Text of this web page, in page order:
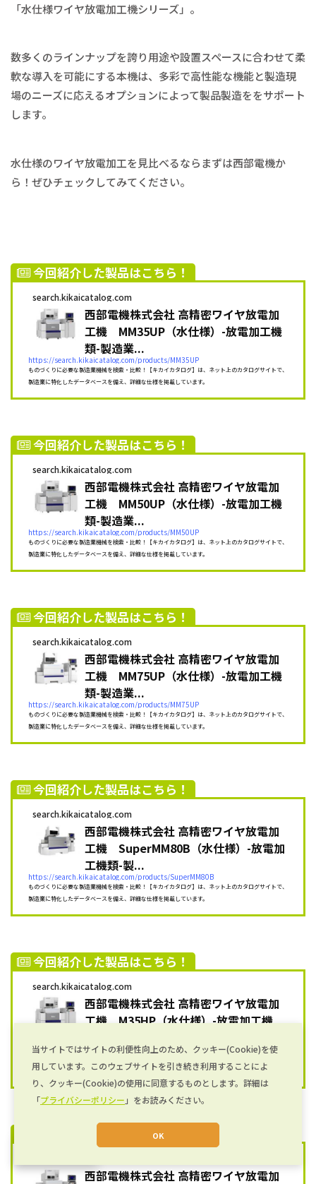
「水仕様ワイヤ放電加工機シリーズ」。
数多くのラインナップを誇り用途や設置スペースに合わせて柔
軟な導入を可能にする本機は、多彩で高性能な機能と製造現
場のニーズに応えるオプションによって製品製造ををサポート
します。
水仕様のワイヤ放電加工を見比べるならまずは西部電機か
ら！ぜひチェックしてみてください。
今回紹介した製品はこちら！
search.kikaicatalog.com
西部電機株式会社 高精密ワイヤ放電加
工機 MM35UP（水仕様）-放電加工機
類-製造業...
https://search.kikaicatalog.com/products/MM35UP
ものづくりに必要な製造業機械を検索・比較！【キカイカタログ】は、ネット上のカタログサイトで、
製造業に特化したデータベースを備え、詳細な仕様を掲載しています。
今回紹介した製品はこちら！
search.kikaicatalog.com
西部電機株式会社 高精密ワイヤ放電加
工機 MM50UP（水仕様）-放電加工機
類-製造業...
https://search.kikaicatalog.com/products/MM50UP
ものづくりに必要な製造業機械を検索・比較！【キカイカタログ】は、ネット上のカタログサイトで、
製造業に特化したデータベースを備え、詳細な仕様を掲載しています。
今回紹介した製品はこちら！
search.kikaicatalog.com
西部電機株式会社 高精密ワイヤ放電加
工機 MM75UP（水仕様）-放電加工機
類-製造業...
https://search.kikaicatalog.com/products/MM75UP
ものづくりに必要な製造業機械を検索・比較！【キカイカタログ】は、ネット上のカタログサイトで、
製造業に特化したデータベースを備え、詳細な仕様を掲載しています。
今回紹介した製品はこちら！
search.kikaicatalog.com
西部電機株式会社 高精密ワイヤ放電加
工機 SuperMM80B（水仕様）-放電加
工機類-製...
https://search.kikaicatalog.com/products/SuperMM80B
ものづくりに必要な製造業機械を検索・比較！【キカイカタログ】は、ネット上のカタログサイトで、
製造業に特化したデータベースを備え、詳細な仕様を掲載しています。
今回紹介した製品はこちら！
search.kikaicatalog.com
西部電機株式会社 高精密ワイヤ放電加
工機 M35HP（水仕様）-放電加工機
https://search.kikaicatalog.com/products/M35HP
製造業に特化したデータベースを備え、詳細な仕様を掲載しています。
今回紹介した製品はこちら！
西部電機株式会社 高精密ワイヤ放電加
当サイトではサイトの利便性向上のため、クッキー(Cookie)を使
用しています。このウェブサイトを引き続き利用することによ
り、クッキー(Cookie)の使用に同意するものとします。詳細は
「プライバシーポリシー 」をお読みください。
OK